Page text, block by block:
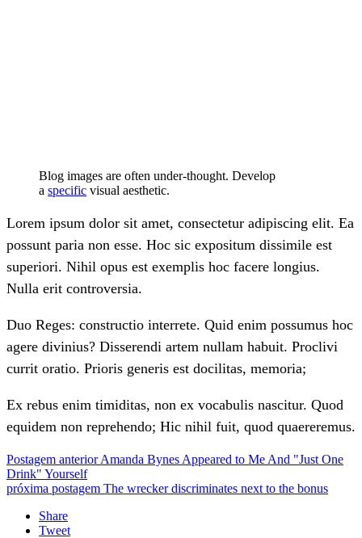
Blog images are often under-thought. Develop
a specific visual aesthetic.
Lorem ipsum dolor sit amet, consectetur adipiscing elit. Ea
possunt paria non esse. Hoc sic expositum dissimile est
superiori. Nihil opus est exemplis hoc facere longius.
Nulla erit controversia.
Duo Reges: constructio interrete. Quid enim possumus hoc
agere divinius? Disserendi artem nullam habuit. Proclivi
currit oratio. Prioris generis est docilitas, memoria;
Ex rebus enim timiditas, non ex vocabulis nascitur. Quod
equidem non reprehendo; Hic nihil fuit, quod quaereremus.
Postagem anterior Amanda Bynes Appeared to Me And "Just One
Drink" Yourself
próxima postagem The wrecker discriminates next to the bonus
Share
Tweet